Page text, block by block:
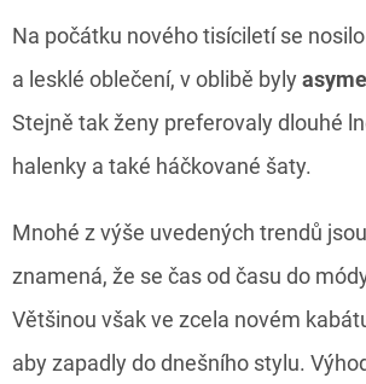
Na počátku nového tisíciletí se
a lesklé oblečení, v oblibě byly
Stejně tak ženy preferovaly dlouhé
halenky a také háčkované šaty.
Mnohé z výše uvedených trendů jsou
znamená, že se čas od času do
Většinou však ve zcela novém
aby zapadly do dnešního stylu.